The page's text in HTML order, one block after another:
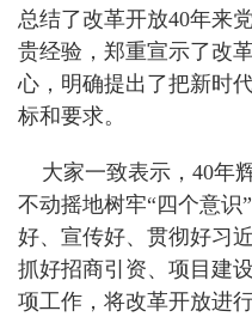
总结了改革开放40年来
贵经验，郑重宣示了改
心，明确提出了把新时
标和要求。
大家一致表示，40年
不动摇地树牢“四个意识
好、宣传好、贯彻好习
抓好招商引资、项目建
项工作，将改革开放进